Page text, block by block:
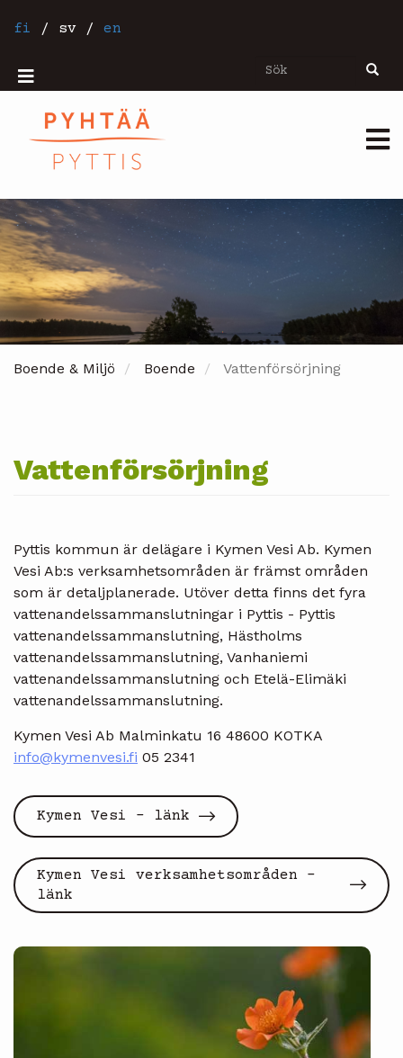
tillfi / sv / en
Sök Sök
Mobiilivalikko
Boende & Miljö Boende Vattenförsörjning
Vattenförsörjning
Pyttis kommun är delägare i Kymen Vesi Ab. Kymen
Vesi Ab:s verksamhetsområden är främst områden
som är detaljplanerade. Utöver detta finns det fyra
vattenandelssammanslutningar i Pyttis - Pyttis
vattenandelssammanslutning, Hästholms
vattenandelssammanslutning, Vanhaniemi
vattenandelssammanslutning och Etelä-Elimäki
vattenandelssammanslutning.
Kymen Vesi Ab Malminkatu 16 48600 KOTKA
info@kymenvesi.fi 05 2341
Kymen Vesi - länk
Kymen Vesi verksamhetsområden -
länk